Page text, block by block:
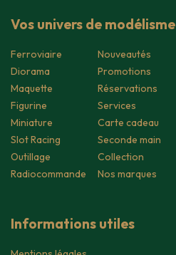
Vos univers de modélisme
Ferroviaire
Diorama
Maquette
Figurine
Miniature
Slot Racing
Outillage
Radiocommande
Nouveautés
Promotions
Réservations
Services
Carte cadeau
Seconde main
Collection
Nos marques
Informations utiles